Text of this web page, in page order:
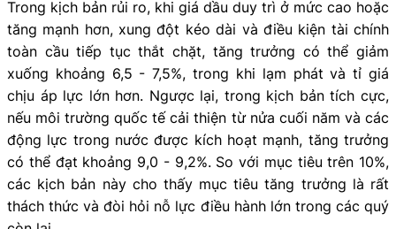
Trong kịch bản rủi ro, khi giá dầu duy trì ở mức cao hoặc
tăng mạnh hơn, xung đột kéo dài và điều kiện tài chính
toàn cầu tiếp tục thắt chặt, tăng trưởng có thể giảm
xuống khoảng 6,5 - 7,5%, trong khi lạm phát và tỉ giá
chịu áp lực lớn hơn. Ngược lại, trong kịch bản tích cực,
nếu môi trường quốc tế cải thiện từ nửa cuối năm và các
động lực trong nước được kích hoạt mạnh, tăng trưởng
có thể đạt khoảng 9,0 - 9,2%. So với mục tiêu trên 10%,
các kịch bản này cho thấy mục tiêu tăng trưởng là rất
thách thức và đòi hỏi nỗ lực điều hành lớn trong các quý